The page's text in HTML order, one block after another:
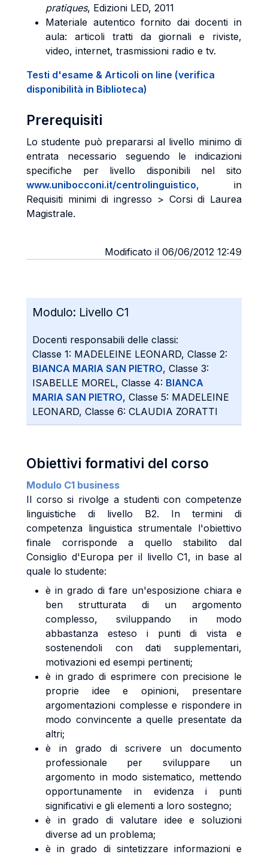
pratiques, Edizioni LED, 2011
Materiale autentico fornito dai docenti in
aula: articoli tratti da giornali e riviste,
video, internet, trasmissioni radio e tv.
Testi d'esame & Articoli on line (verifica
disponibilità in Biblioteca)
Prerequisiti
Lo studente può prepararsi al livello minimo di
entrata necessario seguendo le indicazioni
specifiche per livello disponibili nel sito
www.unibocconi.it/centrolinguistico, in
Requisiti minimi di ingresso > Corsi di Laurea
Magistrale.
Modificato il 06/06/2012 12:49
Modulo: Livello C1
Docenti responsabili delle classi:
Classe 1: MADELEINE LEONARD, Classe 2:
BIANCA MARIA SAN PIETRO, Classe 3:
ISABELLE MOREL, Classe 4: BIANCA
MARIA SAN PIETRO, Classe 5: MADELEINE
LEONARD, Classe 6: CLAUDIA ZORATTI
Obiettivi formativi del corso
Modulo C1 business
Il corso si rivolge a studenti con competenze
linguistiche di livello B2. In termini di
competenza linguistica strumentale l'obiettivo
finale corrisponde a quello stabilito dal
Consiglio d'Europa per il livello C1, in base al
quale lo studente:
è in grado di fare un'esposizione chiara e
ben strutturata di un argomento
complesso, sviluppando in modo
abbastanza esteso i punti di vista e
sostenendoli con dati supplementari,
motivazioni ed esempi pertinenti;
è in grado di esprimere con precisione le
proprie idee e opinioni, presentare
argomentazioni complesse e rispondere in
modo convincente a quelle presentate da
altri;
è in grado di scrivere un documento
professionale per sviluppare un
argomento in modo sistematico, mettendo
opportunamente in evidenza i punti
significativi e gli elementi a loro sostegno;
è in grado di valutare idee e soluzioni
diverse ad un problema;
è in grado di sintetizzare informazioni e